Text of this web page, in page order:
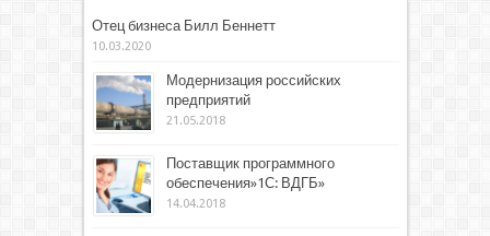
Отец бизнеса Билл Беннетт
10.03.2020
Модернизация российских
предприятий
21.05.2018
Поставщик программного
обеспечения»1С: ВДГБ»
14.04.2018